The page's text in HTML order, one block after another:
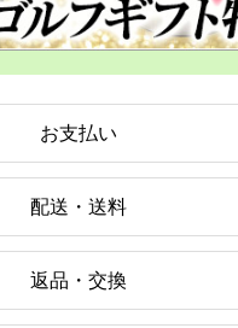
お支払い
配送・送料
返品・交換